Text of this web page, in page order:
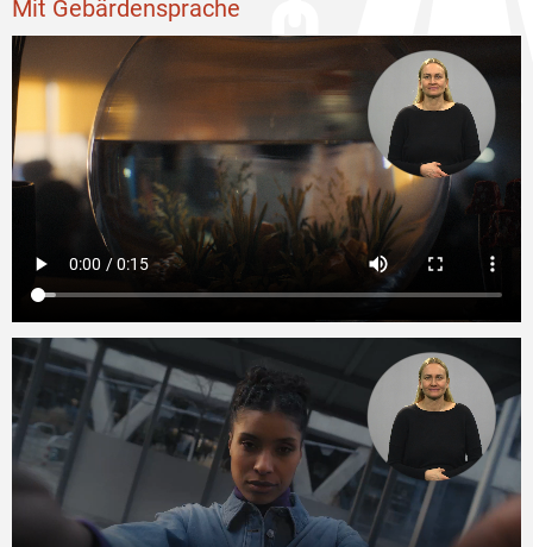
Mit Gebärdensprache